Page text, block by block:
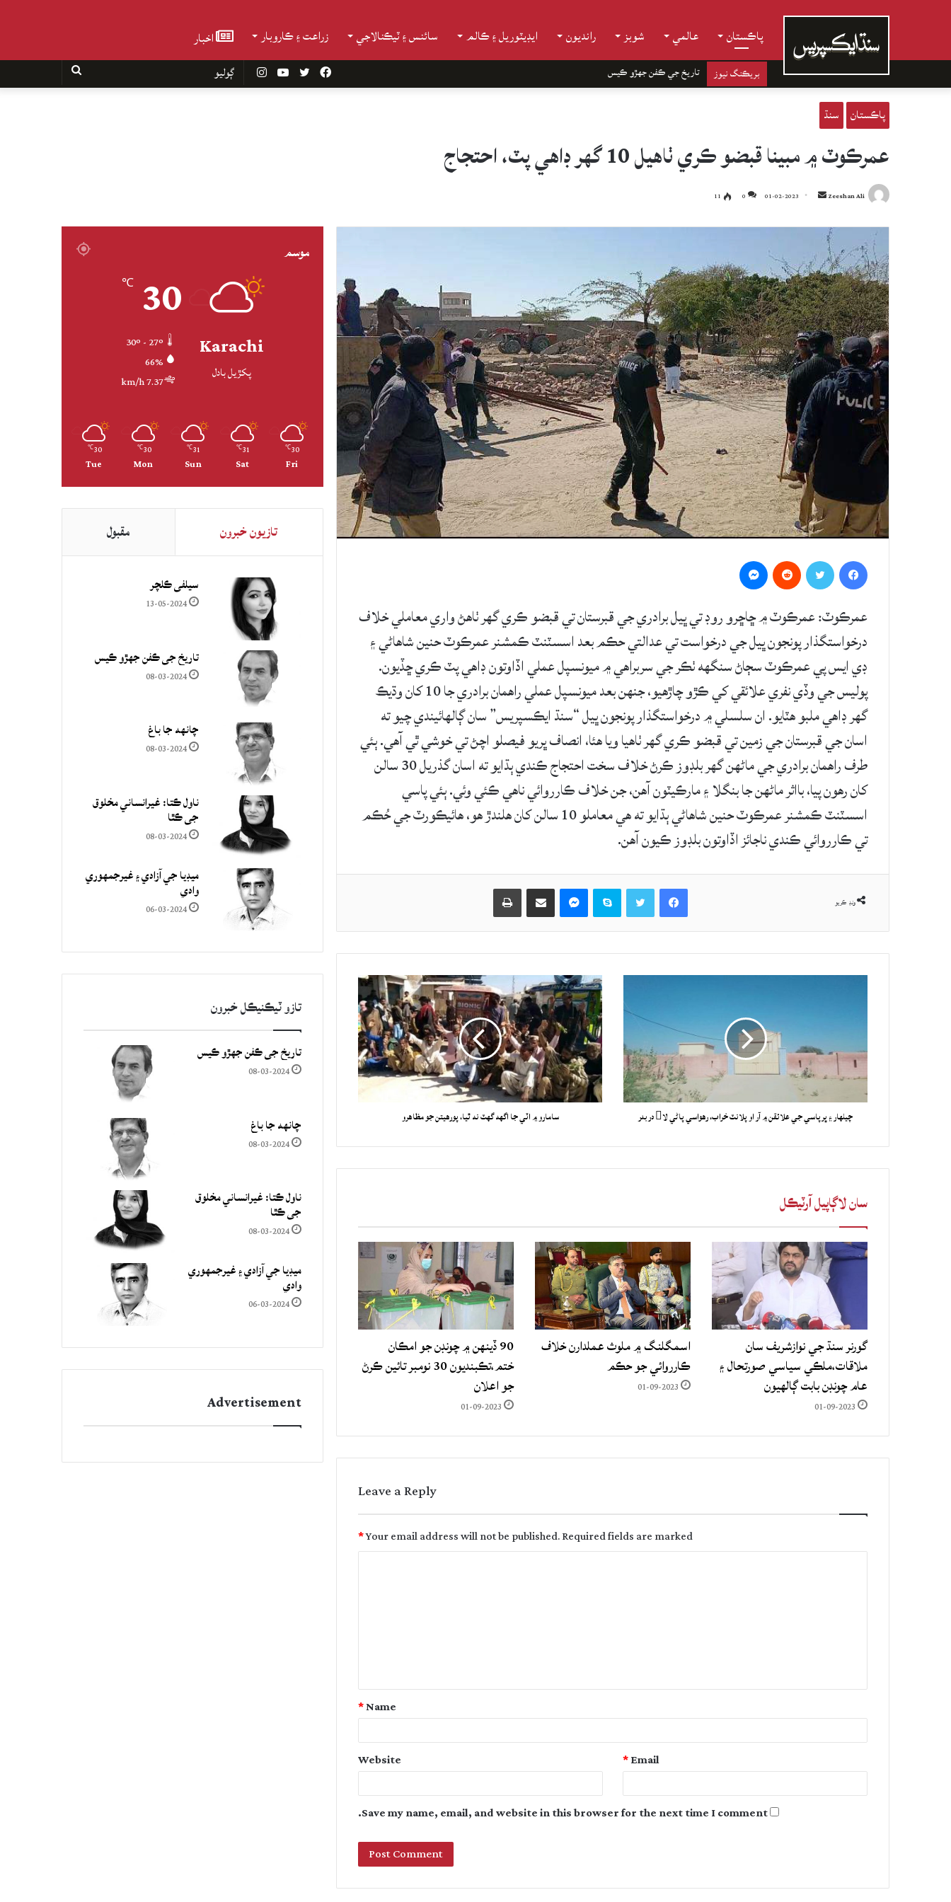
پاڪستان عالمي شوبز رانديون ايڊيٽوريل ۽ ڪالم سائنس ۽ ٽيڪنالاجي زراعت ۽ ڪاروبار اخبار
بريڪنگ نيوز تاريخ جي ڪفن جھڙو ڪيس InstagramYouTube Twitter
Facebook
پاڪستان سنڌ
عمرڪوٽ ۾ مبينا قبضو ڪري ٺاهيل 10 گهر ڊاهي پٽ، احتجاج
Zeeshan Ali
Send
email
01-02-2023
0
11
عمرڪوٽ: عمرڪوٽ ۾ ڇاڇرو روڊ تي ڀيل برادري جي قبرستان تي قبضو ڪري گھر ٺاھڻ واري معاملي خلاف
درخواستگذار پونجون ڀيل جي درخواست تي عدالتي حڪم بعد اسسٽنٽ ڪمشنر عمرڪوٽ حنين شاھاڻي ۽
ڊي ايس پي عمرڪوٽ سڄاڻ سنگھه ٺڪر جي سربراھي ۾ ميونسپل عملي اڏاوتون ڊاھي پٽ ڪري ڇڏيون.
پوليس جي وڏي نفري علائقي کي ڪڙو چاڙھيو، جنهن بعد ميونسپل عملي راھمان برادري جا 10 کان وڌيڪ
گھر ڊاھي ملبو ھٽايو. ان سلسلي ۾ درخواستگذار پونجون ڀيل “سنڌ ايڪسپريس” سان ڳالھائيندي چيو ته
اسان جي قبرستان جي زمين تي قبضو ڪري گھر ٺاهيا ويا هئا، انصاف ڀريو فيصلو اچڻ تي خوشي ٿي آھي. ٻئي
طرف راھمان برادري جي ماڻھن گهر بلڊوز ڪرڻ خلاف سخت احتجاج ڪندي ٻڌايو ته اسان گذريل 30 سالن
کان رهون پيا، بااثر ماڻهن جا بنگلا ۽ مارڪيٽون آھن، جن خلاف ڪارروائي ناهي ڪئي وئي. ٻئي پاسي
اسسٽنٽ ڪمشنر عمرڪوٽ حنين شاهاڻي ٻڌايو ته هي معاملو 10 سالن کان هلندڙ هو، هائيڪورٽ جي حُڪم
تي ڪارروائي ڪندي ناجائز اڏاوتون بلڊوز ڪيون آهن.
ونڊ ڪريو
Facebook
Skype حصيداري ڪريو اي ميل ذريعي
چيلهار ۽ ڀرپاسي جي علائقن ۾ آر او پلانٽ خراب، رهواسي پاڻي لا دربدر سامارو ۾ اٽي جا اگهه گهٽ نه ٿيا، پورهيتن جو مظاهرو
سان لاڳاپيل آرٽيڪل
گورنر سنڌ جي نوازشريف سان
ملاقات،ملڪي سياسي صورتحال ۽
عام چونڊن بابت ڳالهيون
01-09-2023
اسمگلنگ ۾ ملوث عملدارن خلاف
ڪارروائي جو حڪم
01-09-2023
90 ڏينهن ۾ چونڊن جو امڪان
ختم،تڪبنديون 30 نومبر تائين ڪرڻ
جو اعلان
01-09-2023
Leave a Reply
Your email address will not be published.Required fields are marked
*
t
Name
*
Email
*
Website
Save my name, email, and website in this browser for the next time I comment.
موسم
Karachi
پکڙيل بادل
30
℃
66%
7.37 km/h
30
℃
Fri
31
℃
Sat
31
℃
Sun
30
℃
Mon
30
℃
Tue
تازيون خبرون مقبول
سيلفي ڪلچر
13-05-2024
تاريخ جي ڪفن جھڙو ڪيس
08-03-2024
چانهه جا باغ
08-03-2024
ناول ڪتا: غيرانساني مخلوق
جي ڪٿا
08-03-2024
ميڊيا جي آزادي ۽ غيرجمھوري
وادي
06-03-2024
تازو ٽيڪنيڪل خبرون
تاريخ جي ڪفن جھڙو ڪيس
08-03-2024
چانهه جا باغ
08-03-2024
ناول ڪتا: غيرانساني مخلوق
جي ڪٿا
08-03-2024
ميڊيا جي آزادي ۽ غيرجمھوري
وادي
06-03-2024
Advertisement